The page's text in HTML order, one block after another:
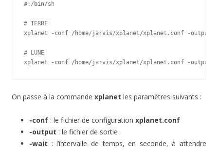
#!/bin/sh
# TERRE
xplanet -conf /home/jarvis/xplanet/xplanet.conf -output /
# LUNE
xplanet -conf /home/jarvis/xplanet/xplanet.conf -output /
On passe à la commande xplanet les paramètres suivants :
-conf : le fichier de configuration xplanet.conf
-output : le fichier de sortie
-wait : l’intervalle de temps, en seconde, à attendre